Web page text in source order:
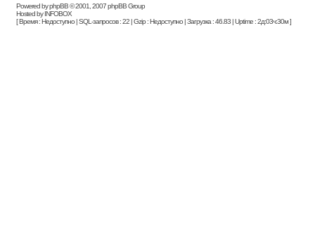
Powered by phpBB © 2001, 2007 phpBB Group
Hosted by INFOBOX
[ Время : Недоступно | SQL-запросов : 22 | Gzip : Недоступно | Загрузка : 46.83 | Uptime : 2д:03ч:30м ]